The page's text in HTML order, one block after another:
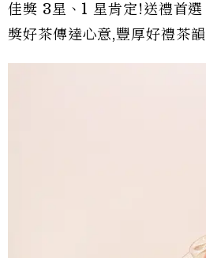
佳獎 3星、1 星肯定!送禮首
獎好茶傳達心意,豐厚好禮茶